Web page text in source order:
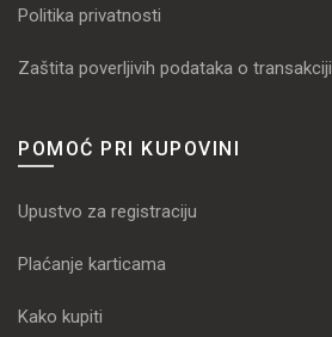
Politika privatnosti
Zaštita poverljivih podataka o transakciji
POMOĆ PRI KUPOVINI
Upustvo za registraciju
Plaćanje karticama
Kako kupiti